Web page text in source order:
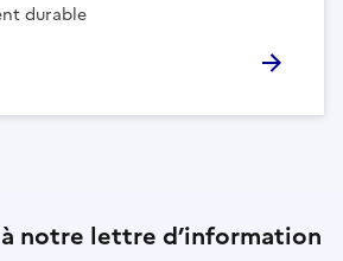
durable
notre lettre d’information